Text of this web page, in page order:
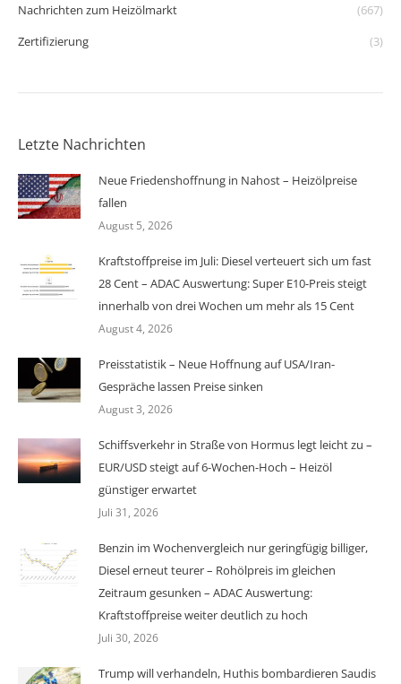
Nachrichten zum Heizölmarkt
(667)
Zertifizierung
(3)
Letzte Nachrichten
Neue Friedenshoffnung in Nahost – Heizölpreise
fallen
August 5, 2026
Kraftstoffpreise im Juli: Diesel verteuert sich um fast
28 Cent – ADAC Auswertung: Super E10-Preis steigt
innerhalb von drei Wochen um mehr als 15 Cent
August 4, 2026
Preisstatistik – Neue Hoffnung auf USA/Iran-
Gespräche lassen Preise sinken
August 3, 2026
Schiffsverkehr in Straße von Hormus legt leicht zu –
EUR/USD steigt auf 6-Wochen-Hoch – Heizöl
günstiger erwartet
Juli 31, 2026
Benzin im Wochenvergleich nur geringfügig billiger,
Diesel erneut teurer – Rohölpreis im gleichen
Zeitraum gesunken – ADAC Auswertung:
Kraftstoffpreise weiter deutlich zu hoch
Juli 30, 2026
Trump will verhandeln, Huthis bombardieren Saudis